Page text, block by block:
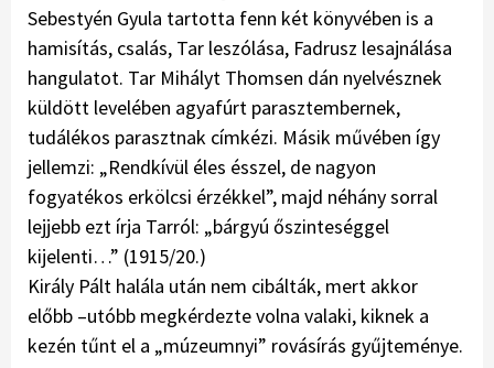
Sebestyén Gyula tartotta fenn két könyvében is a
hamisítás, csalás, Tar leszólása, Fadrusz lesajnálása
hangulatot. Tar Mihályt Thomsen dán nyelvésznek
küldött levelében agyafúrt parasztembernek,
tudálékos parasztnak címkézi. Másik művében így
jellemzi: „Rendkívül éles ésszel, de nagyon
fogyatékos erkölcsi érzékkel”, majd néhány sorral
lejjebb ezt írja Tarról: „bárgyú őszinteséggel
kijelenti…” (1915/20.)
Király Pált halála után nem cibálták, mert akkor
előbb –utóbb megkérdezte volna valaki, kiknek a
kezén tűnt el a „múzeumnyi” rovásírás gyűjteménye.